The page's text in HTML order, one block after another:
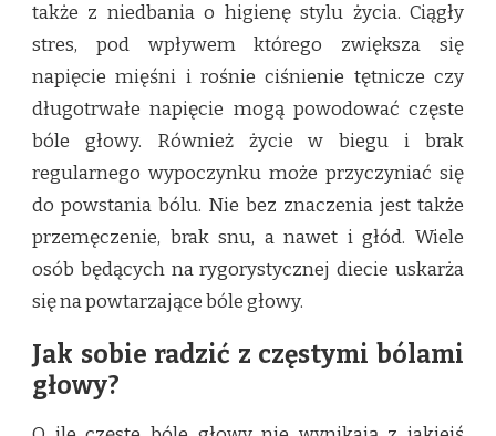
także z niedbania o higienę stylu życia. Ciągły
stres, pod wpływem którego zwiększa się
napięcie mięśni i rośnie ciśnienie tętnicze czy
długotrwałe napięcie mogą powodować częste
bóle głowy. Również życie w biegu i brak
regularnego wypoczynku może przyczyniać się
do powstania bólu. Nie bez znaczenia jest także
przemęczenie, brak snu, a nawet i głód. Wiele
osób będących na rygorystycznej diecie uskarża
się na powtarzające bóle głowy.
Jak sobie radzić z częstymi bólami
głowy?